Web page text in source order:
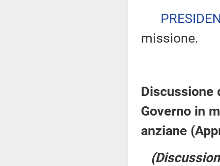
missione.
Discussione
Governo in
anziane